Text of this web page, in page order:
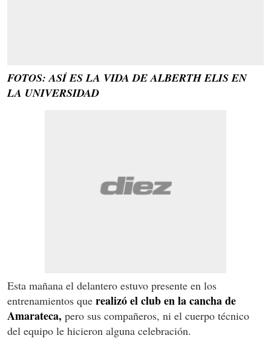
FOTOS: ASÍ ES LA VIDA DE ALBERTH ELIS EN
LA UNIVERSIDAD
Esta mañana el delantero estuvo presente en los
entrenamientos que realizó el club en la cancha de
Amarateca, pero sus compañeros, ni el cuerpo técnico
del equipo le hicieron alguna celebración.